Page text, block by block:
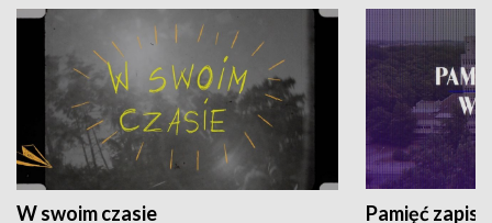
W swoim czasie Pamięć